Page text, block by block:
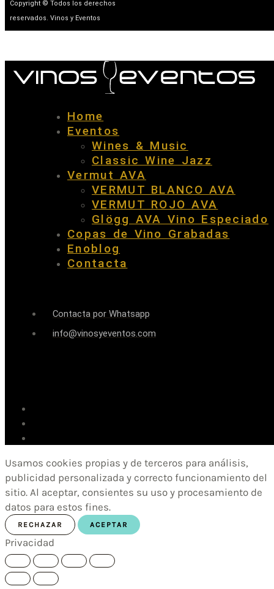
Copyright © Todos los derechos
reservados. Vinos y Eventos
Home
Eventos
Wines & Music
Classic Wine Jazz
Vermut AVA
VERMUT BLANCO AVA
VERMUT ROJO AVA
Glögg AVA Vino Especiado
Copas de Vino Grabadas
Enoblog
Contacta
Contacta por Whatsapp
info@vinosyeventos.com
Usamos cookies propias y de terceros para análisis,
publicidad personalizada y correcto funcionamiento del
sitio. Al aceptar, consientes su uso y procesamiento de
datos para estos fines.
RECHAZAR ACEPTAR
Privacidad